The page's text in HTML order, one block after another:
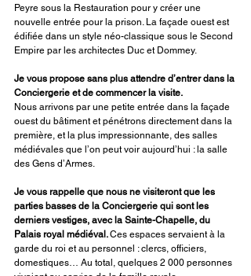
Peyre sous la Restauration pour y créer une
nouvelle entrée pour la prison. La façade ouest est
édifiée dans un style néo-classique sous le Second
Empire par les architectes Duc et Dommey.
Je vous propose sans plus attendre d’entrer dans la
Conciergerie et de commencer la visite.
Nous arrivons par une petite entrée dans la façade
ouest du bâtiment et pénétrons directement dans la
première, et la plus impressionnante, des salles
médiévales que l’on peut voir aujourd’hui : la salle
des Gens d’Armes.
Je vous rappelle que nous ne visiteront que les
parties basses de la Conciergerie qui sont les
derniers vestiges, avec la Sainte-Chapelle, du
Palais royal médiéval. Ces espaces servaient à la
garde du roi et au personnel : clercs, officiers,
domestiques… Au total, quelques 2 000 personnes